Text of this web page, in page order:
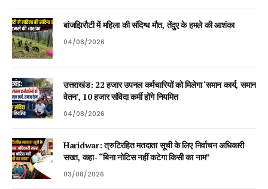
बांजझिरौटी में महिला की संदिग्ध मौत, तेंदुए के हमले की आशंका
04/08/2026
उत्तराखंड: 22 हजार उपनल कर्मचारियों को मिलेगा ‘समान कार्य, समान
वेतन’, 10 हजार संविदा कर्मी होंगे नियमित
04/08/2026
Haridwar: त्रुटिरहित मतदाता सूची के लिए निर्वाचन अधिकारी
सख्त, कहा- “बिना नोटिस नहीं कटेगा किसी का नाम”
03/08/2026